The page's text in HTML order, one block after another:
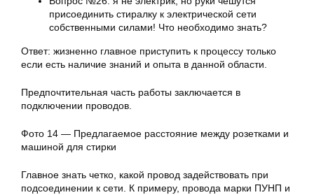
присоединить стиралку к электрической сети
собственными силами! Что необходимо знать?
Ответ: жизненно главное приступить к процессу только
если есть наличие знаний и опыта в данной области.
Предпочтительная часть работы заключается в
подключении проводов.
Фото 14 — Предлагаемое расстояние между розетками и
машиной для стирки
Главное знать четко, какой провод задействовать при
подсоединении к сети. К примеру, провода марки ПУНП и